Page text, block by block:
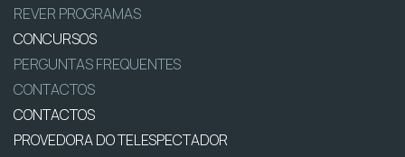
REVER PROGRAMAS
CONCURSOS
PERGUNTAS FREQUENTES
CONTACTOS
CONTACTOS
PROVEDORA DO TELESPECTADOR